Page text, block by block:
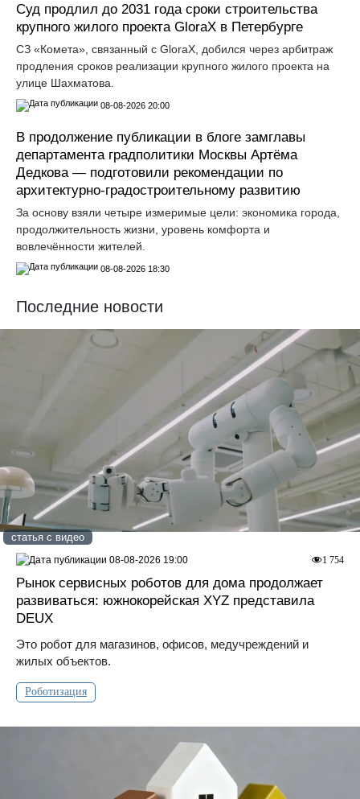
Суд продлил до 2031 года сроки строительства
крупного жилого проекта GloraX в Петербурге
СЗ «Комета», связанный с GloraX, добился через арбитраж
продления сроков реализации крупного жилого проекта на
улице Шахматова.
08-08-2026 20:00
В продолжение публикации в блоге замглавы
департамента градполитики Москвы Артёма
Дедкова — подготовили рекомендации по
архитектурно-градостроительному развитию
За основу взяли четыре измеримые цели: экономика города,
продолжительность жизни, уровень комфорта и
вовлечённости жителей.
08-08-2026 18:30
Последние новости
статья с видео
Рынок сервисных роботов для дома продолжает
развиваться: южнокорейская XYZ представила
DEUX
Это робот для магазинов, офисов, медучреждений и
жилых объектов.
Роботизация
1 754
08-08-2026 19:00